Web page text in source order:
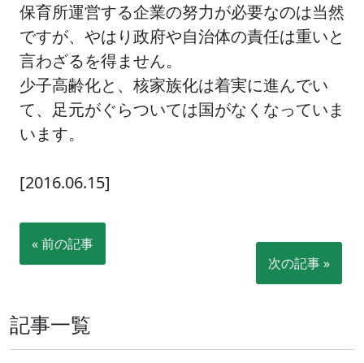
保育所運営する企業の努力が必要なのは当然
ですが、やはり政府や自治体の責任は重いと
言わざるを得ません。
少子高齢化と、核家族化は着実に進んでい
て、足元がぐらついては国がなくなっていま
います。
[2016.06.15]
« 前の記事
次の記事 »
記事一覧